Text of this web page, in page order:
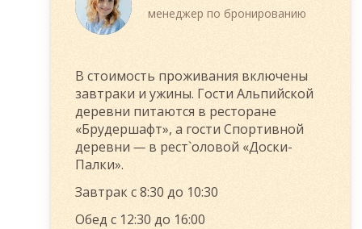
менеджер по бронированию
В стоимость проживания включены
завтраки и ужины. Гости Альпийской
деревни питаются в ресторане
«Брудершафт», а гости Спортивной
деревни — в рест`оловой «Доски-
Палки».
Завтрак с 8:30 до 10:30
Обед с 12:30 до 16:00